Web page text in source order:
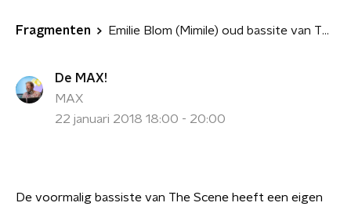
Fragmenten Emilie Blom (Mimile) oud bassite van The Scene
De MAX!
MAX
22 januari 2018 18:00 - 20:00
De voormalig bassiste van The Scene heeft een eigen